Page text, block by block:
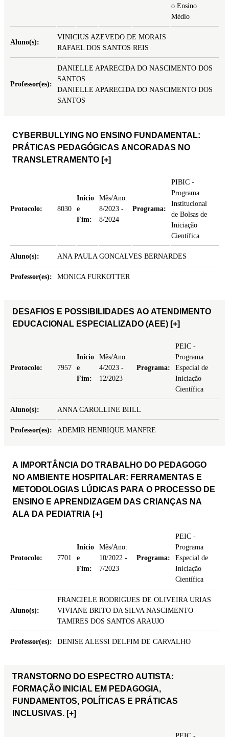
o Ensino
Médio
Aluno(s):
VINICIUS AZEVEDO DE MORAIS
RAFAEL DOS SANTOS REIS
Professor(es):
DANIELLE APARECIDA DO NASCIMENTO DOS
SANTOS
DANIELLE APARECIDA DO NASCIMENTO DOS
SANTOS
CYBERBULLYING NO ENSINO FUNDAMENTAL:
PRÁTICAS PEDAGÓGICAS ANCORADAS NO
TRANSLETRAMENTO [+]
Protocolo: 8030
Início
e
Fim:
Mês/Ano:
8/2023 -
8/2024
Programa:
PIBIC -
Programa
Institucional
de Bolsas de
Iniciação
Científica
Aluno(s): ANA PAULA GONCALVES BERNARDES
Professor(es): MONICA FURKOTTER
DESAFIOS E POSSIBILIDADES AO ATENDIMENTO
EDUCACIONAL ESPECIALIZADO (AEE) [+]
Protocolo: 7957
Início
e
Fim:
Mês/Ano:
4/2023 -
12/2023
Programa:
PEIC -
Programa
Especial de
Iniciação
Científica
Aluno(s): ANNA CAROLLINE BIILL
Professor(es): ADEMIR HENRIQUE MANFRE
A IMPORTÂNCIA DO TRABALHO DO PEDAGOGO
NO AMBIENTE HOSPITALAR: FERRAMENTAS E
METODOLOGIAS LÚDICAS PARA O PROCESSO DE
ENSINO E APRENDIZAGEM DAS CRIANÇAS NA
ALA DA PEDIATRIA [+]
Protocolo: 7701
Início
e
Fim:
Mês/Ano:
10/2022 -
7/2023
Programa:
PEIC -
Programa
Especial de
Iniciação
Científica
Aluno(s):
FRANCIELE RODRIGUES DE OLIVEIRA URIAS
VIVIANE BRITO DA SILVA NASCIMENTO
TAMIRES DOS SANTOS ARAUJO
Professor(es): DENISE ALESSI DELFIM DE CARVALHO
TRANSTORNO DO ESPECTRO AUTISTA:
FORMAÇÃO INICIAL EM PEDAGOGIA,
FUNDAMENTOS, POLÍTICAS E PRÁTICAS
INCLUSIVAS. [+]